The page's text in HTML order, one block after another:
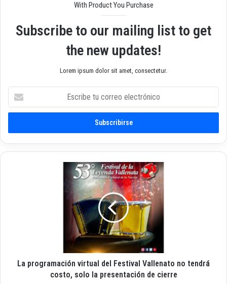
With Product You Purchase
Subscribe to our mailing list to get
the new updates!
Lorem ipsum dolor sit amet, consectetur.
c
i
b
La programación virtual del Festival Vallenato no tendrá
costo, solo la presentación de cierre